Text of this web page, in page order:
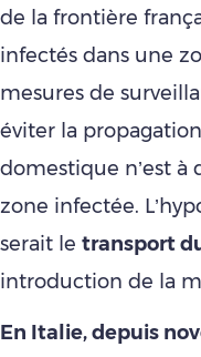
de la frontière
infectés dans une
mesures de
éviter la
domestique n’est à
zone infectée.
serait le transport
introduction de la
En Italie, depuis